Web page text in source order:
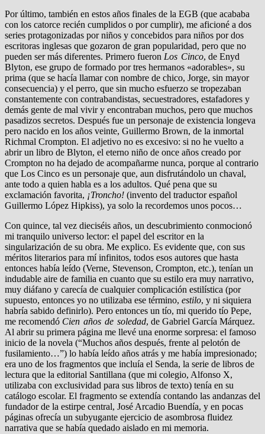
Por último, también en estos años finales de la EGB (que acababa
con los catorce recién cumplidos o por cumplir), me aficioné a dos
series protagonizadas por niños y concebidos para niños por dos
escritoras inglesas que gozaron de gran popularidad, pero que no
pueden ser más diferentes. Primero fueron Los Cinco, de Enyd
Blyton, ese grupo de formado por tres hermanos «adorables», su
prima (que se hacía llamar con nombre de chico, Jorge, sin mayor
consecuencia) y el perro, que sin mucho esfuerzo se tropezaban
constantemente con contrabandistas, secuestradores, estafadores y
demás gente de mal vivir y encontraban muchos, pero que muchos
pasadizos secretos. Después fue un personaje de existencia longeva
pero nacido en los años veinte, Guillermo Brown, de la inmortal
Richmal Crompton. El adjetivo no es excesivo: si no he vuelto a
abrir un libro de Blyton, el eterno niño de once años creado por
Crompton no ha dejado de acompañarme nunca, porque al contrario
que Los Cinco es un personaje que, aun disfrutándolo un chaval,
ante todo a quien habla es a los adultos. Qué pena que su
exclamación favorita, ¡Troncho! (invento del traductor español
Guillermo López Hipkiss), ya solo la recordemos unos pocos…
Con quince, tal vez dieciséis años, un descubrimiento conmocionó
mi tranquilo universo lector: el papel del escritor en la
singularización de su obra. Me explico. Es evidente que, con sus
méritos literarios para mí infinitos, todos esos autores que hasta
entonces había leído (Verne, Stevenson, Crompton, etc.), tenían un
indudable aire de familia en cuanto que su estilo era muy narrativo,
muy diáfano y carecía de cualquier complicación estilística (por
supuesto, entonces yo no utilizaba ese término, estilo, y ni siquiera
habría sabido definirlo). Pero entonces un tío, mi querido tío Pepe,
me recomendó Cien años de soledad, de Gabriel García Márquez.
Al abrir su primera página me llevé una enorme sorpresa: el famoso
inicio de la novela (“Muchos años después, frente al pelotón de
fusilamiento…”) lo había leído años atrás y me había impresionado;
era uno de los fragmentos que incluía el Senda, la serie de libros de
lectura que la editorial Santillana (que mi colegio, Alfonso X,
utilizaba con exclusividad para sus libros de texto) tenía en su
catálogo escolar. El fragmento se extendía contando las andanzas del
fundador de la estirpe central, José Arcadio Buendía, y en pocas
páginas ofrecía un subyugante ejercicio de asombrosa fluidez
narrativa que se había quedado aislado en mi memoria.